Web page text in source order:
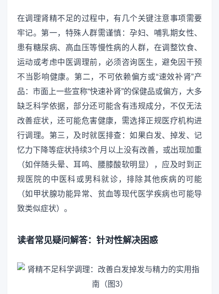
在调理肾精不足的过程中，有几个关键注意事项需要
牢记。第一，特殊人群需谨慎：孕妇、哺乳期女性、
患有糖尿病、高血压等慢性病的人群，在调整饮食、
运动或考虑中医调理前，必须咨询医生，避免因干预
不当影响健康。第二，不可依赖偏方或“速效补肾”产
品：市面上一些宣称“快速补肾”的保健品或偏方，大多
缺乏科学依据，部分还可能含有违规成分，不仅无法
改善症状，还可能危害健康，需选择正规医疗机构进
行调理。第三，及时就医排查：如果白发、掉发、记
忆力下降等症状持续3个月以上没有改善，或出现加重
（如伴随头晕、耳鸣、腰膝酸软明显），应及时到正
规医院的中医科或男科就诊，排除其他疾病的可能
（如甲状腺功能异常、贫血等现代医学疾病也可能导
致类似症状）。
读者常见疑问解答：针对性解决困惑